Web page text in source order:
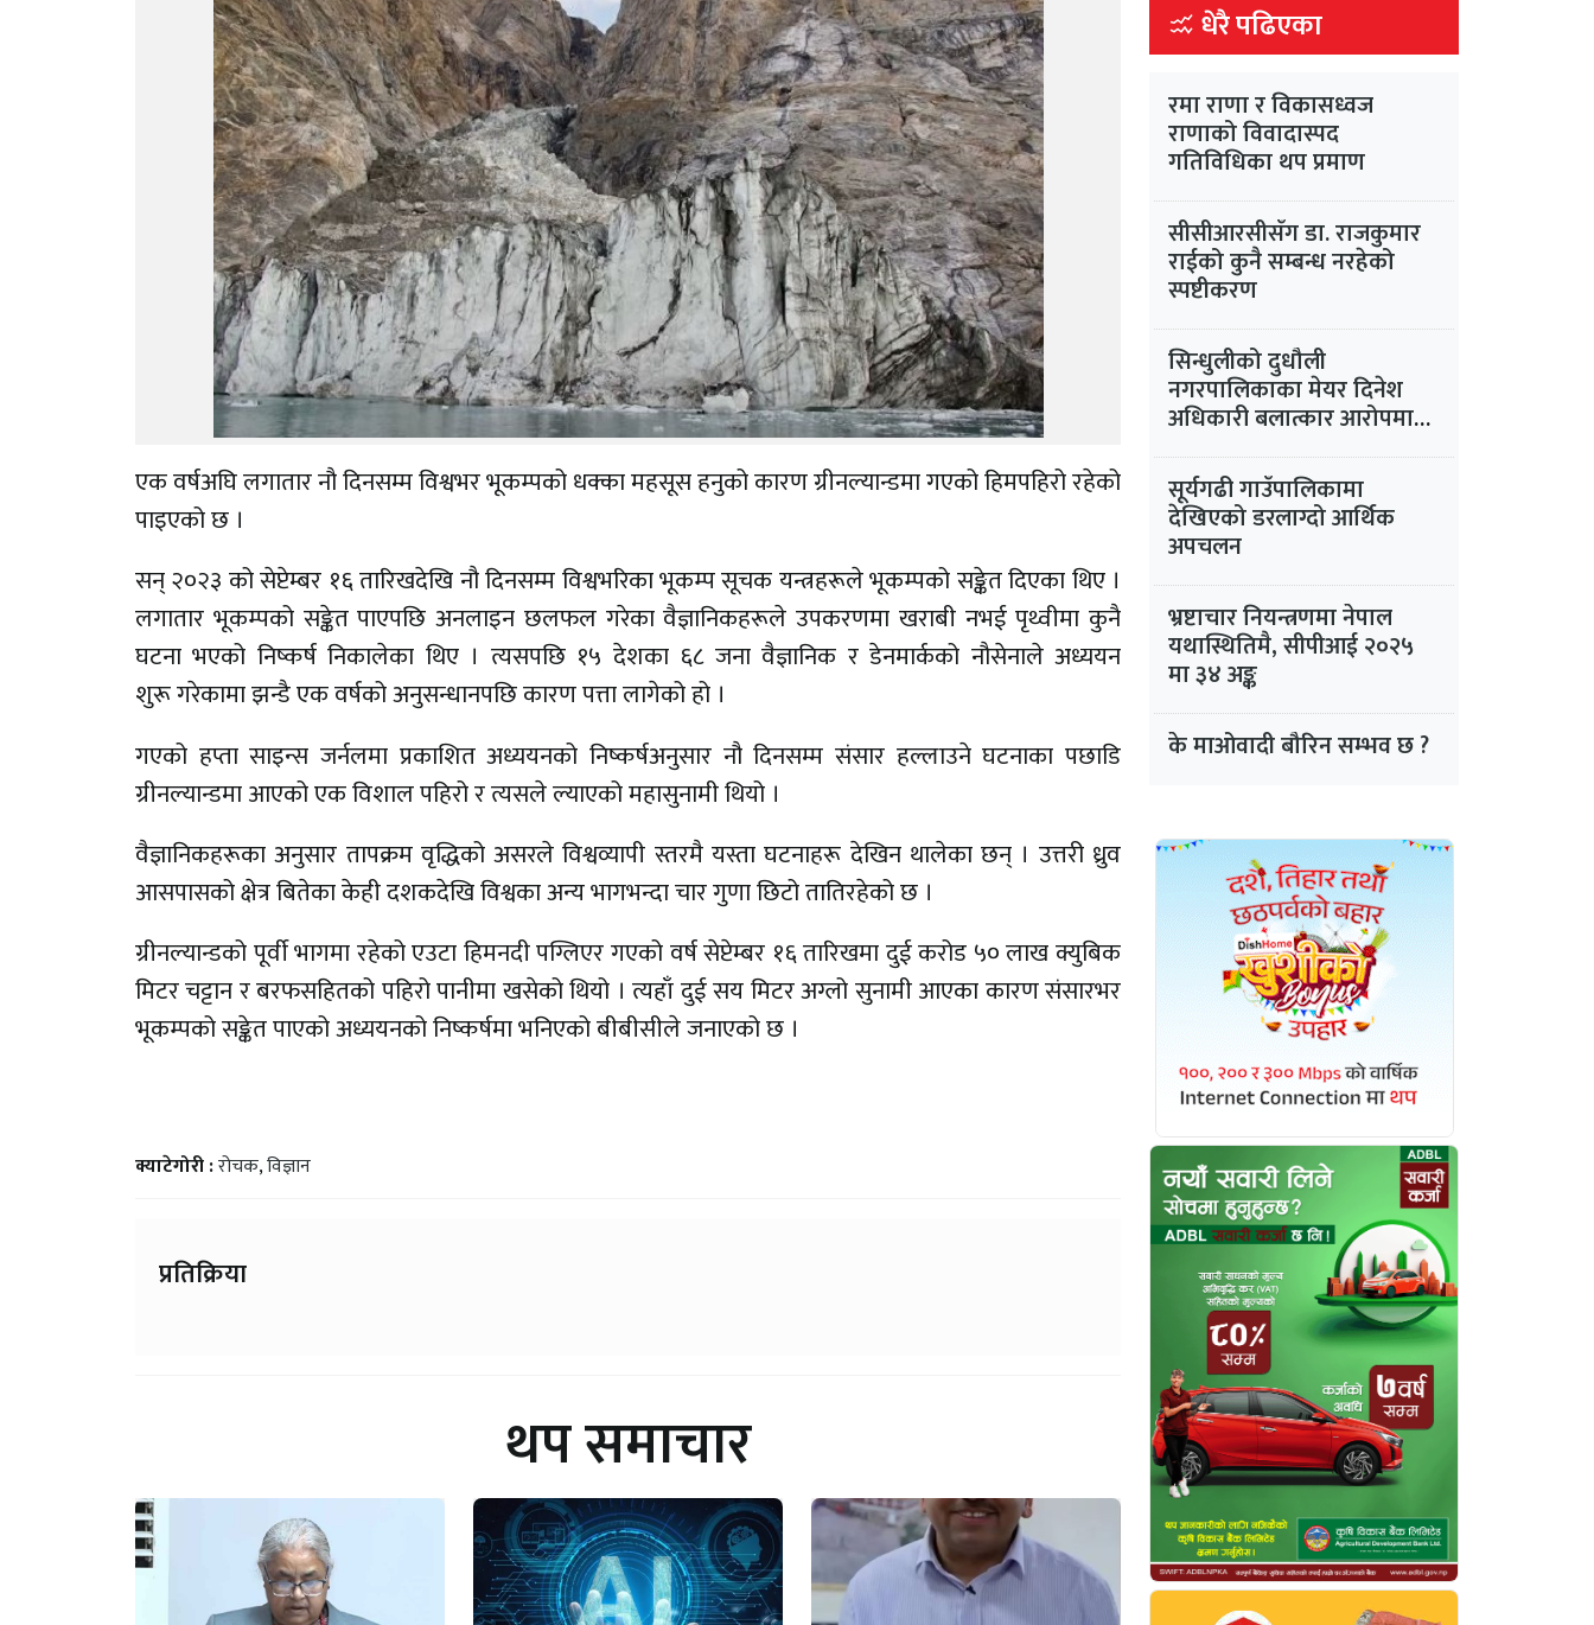
एक वर्षअघि लगातार नौ दिनसम्म विश्वभर भूकम्पको धक्का महसूस हनुको कारण ग्रीनल्यान्डमा गएको हिमपहिरो रहेको
पाइएको छ ।
सन् २०२३ को सेप्टेम्बर १६ तारिखदेखि नौ दिनसम्म विश्वभरिका भूकम्प सूचक यन्त्रहरूले भूकम्पको सङ्केत दिएका थिए ।
लगातार भूकम्पको सङ्केत पाएपछि अनलाइन छलफल गरेका वैज्ञानिकहरूले उपकरणमा खराबी नभई पृथ्वीमा कुनै
घटना भएको निष्कर्ष निकालेका थिए । त्यसपछि १५ देशका ६८ जना वैज्ञानिक र डेनमार्कको नौसेनाले अध्ययन
शुरू गरेकामा झन्डै एक वर्षको अनुसन्धानपछि कारण पत्ता लागेको हो ।
गएको हप्ता साइन्स जर्नलमा प्रकाशित अध्ययनको निष्कर्षअनुसार नौ दिनसम्म संसार हल्लाउने घटनाका पछाडि
ग्रीनल्यान्डमा आएको एक विशाल पहिरो र त्यसले ल्याएको महासुनामी थियो ।
वैज्ञानिकहरूका अनुसार तापक्रम वृद्धिको असरले विश्वव्यापी स्तरमै यस्ता घटनाहरू देखिन थालेका छन् । उत्तरी ध्रुव
आसपासको क्षेत्र बितेका केही दशकदेखि विश्वका अन्य भागभन्दा चार गुणा छिटो तातिरहेको छ ।
ग्रीनल्यान्डको पूर्वी भागमा रहेको एउटा हिमनदी पग्लिएर गएको वर्ष सेप्टेम्बर १६ तारिखमा दुई करोड ५० लाख क्युबिक
मिटर चट्टान र बरफसहितको पहिरो पानीमा खसेको थियो । त्यहाँ दुई सय मिटर अग्लो सुनामी आएका कारण संसारभर
भूकम्पको सङ्केत पाएको अध्ययनको निष्कर्षमा भनिएको बीबीसीले जनाएको छ ।
क्याटेगोरी :रोचक,विज्ञान
प्रतिक्रिया
थप समाचार
धेरै पढिएका
रमा राणा र विकासध्वज
राणाको विवादास्पद
गतिविधिका थप प्रमाण
सीसीआरसीसँग डा. राजकुमार
राईको कुनै सम्बन्ध नरहेको
स्पष्टीकरण
सिन्धुलीको दुधौली
नगरपालिकाका मेयर दिनेश
अधिकारी बलात्कार आरोपमा
फरार
सूर्यगढी गाउँपालिकामा
देखिएको डरलाग्दो आर्थिक
अपचलन
भ्रष्टाचार नियन्त्रणमा नेपाल
यथास्थितिमै, सीपीआई २०२५
मा ३४ अङ्क
के माओवादी बौरिन सम्भव छ ?